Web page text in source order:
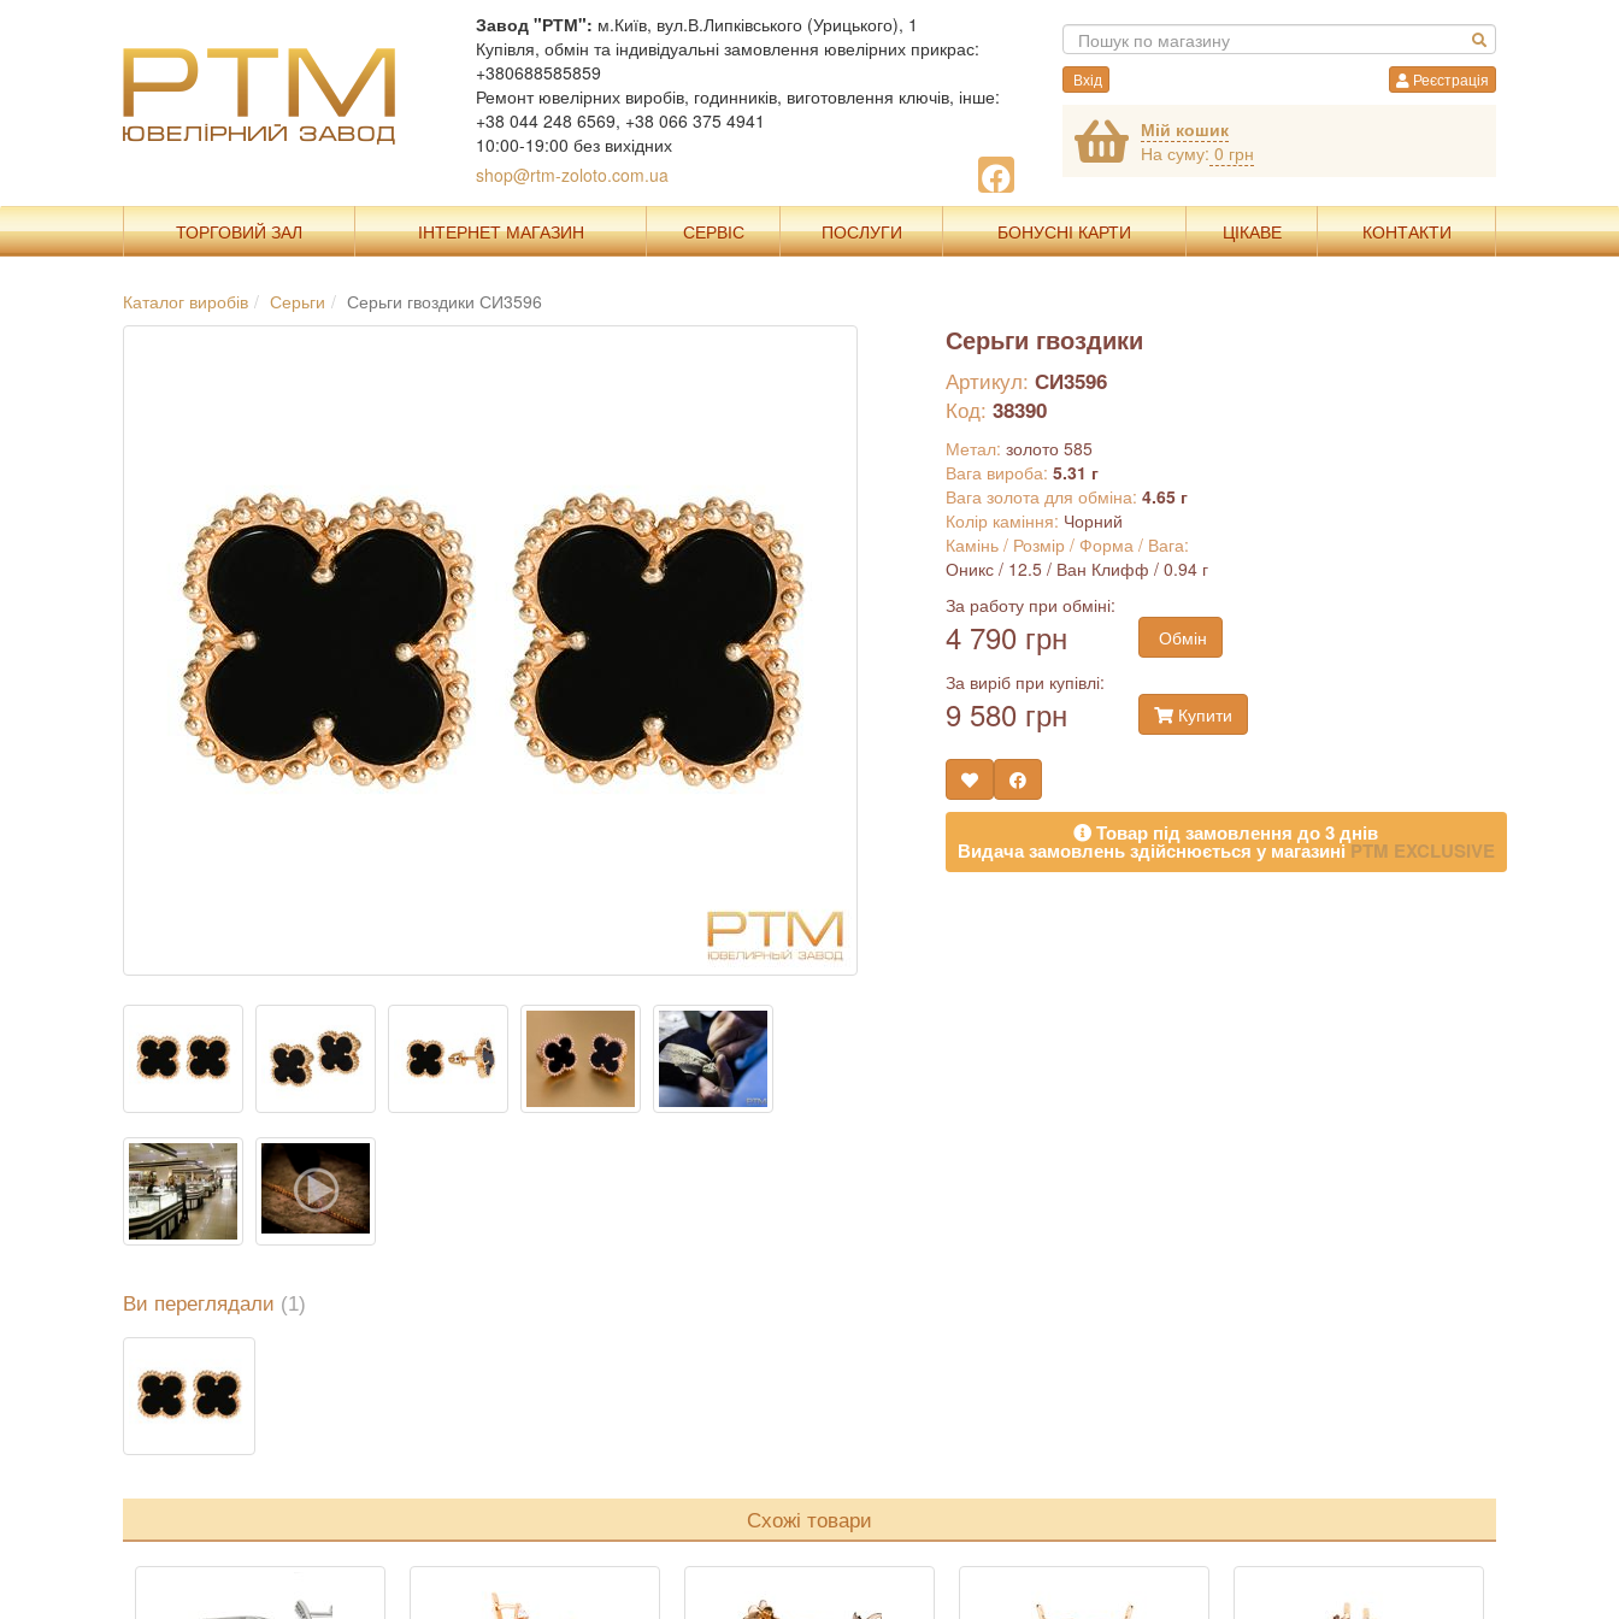
Завод "РТМ": м.Київ, вул.В.Липківського (Урицького), 1
Купівля, обмін та індивідуальні замовлення ювелірних прикрас:
+380688585859
Ремонт ювелірних виробів, годинників, виготовлення ключів, інше:
+38 044 248 6569, +38 066 375 4941
10:00-19:00 без вихідних
shop@rtm-zoloto.com.ua
Вхід Реєстрація
Мій кошик
На суму: 0 грн
ТОРГОВИЙ ЗАЛ ІНТЕРНЕТ МАГАЗИН СЕРВІС ПОСЛУГИ БОНУСНІ КАРТИ ЦІКАВЕ КОНТАКТИ
Каталог виробів Серьги Серьги гвоздики СИ3596
Серьги гвоздики
Артикул: СИ3596
Код: 38390
Метал: золото 585
Вага вироба: 5.31 г
Вага золота для обміна: 4.65 г
Колір каміння: Чорний
Камінь / Розмір / Форма / Вага:
Оникс / 12.5 / Ван Клифф / 0.94 г
За работу при обміні:
4 790 грн
Обмін
За виріб при купівлі:
9 580 грн Купити
Товар під замовлення до 3 днів
Видача замовлень здійснюється у магазиніPTM EXCLUSIVE
Ви переглядали (1)
Схожі товари